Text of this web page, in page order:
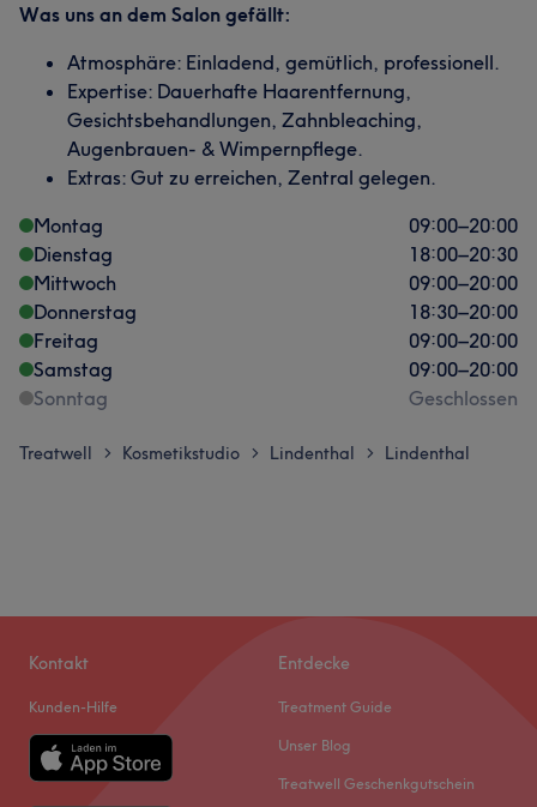
Was uns an dem Salon gefällt:
Atmosphäre: Einladend, gemütlich, professionell.
Expertise: Dauerhafte Haarentfernung,
Gesichtsbehandlungen, Zahnbleaching,
Augenbrauen- & Wimpernpflege.
Extras: Gut zu erreichen, Zentral gelegen.
Montag
09:00–20:00
Dienstag
18:00–20:30
Mittwoch
09:00–20:00
Donnerstag
18:30–20:00
Freitag
09:00–20:00
Samstag
09:00–20:00
Sonntag
Geschlossen
Treatwell > Kosmetikstudio > Lindenthal > Lindenthal
Kontakt
Kunden-Hilfe
Entdecke
Treatment Guide
Unser Blog
Treatwell Geschenkgutschein